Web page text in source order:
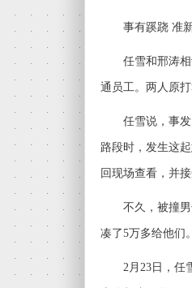
事有蹊跷 准新
任雪和邢涛相
通员工。两人原打
任雪说，事发
路段时，发生这
回现场查看，并接
不久，被撞男
凑了5万多给他们
2月23日，任雪